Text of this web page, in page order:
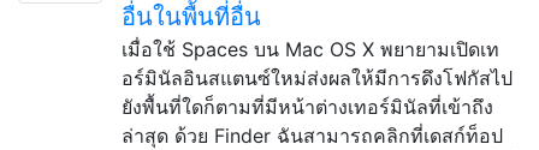
อื่นในพื้นที่อื่น
เมื่อใช้ Spaces บน Mac OS X พยายามเปิดเท
อร์มินัลอินสแตนซ์ใหม่ส่งผลให้มีการดึงโฟกัสไป
ยังพื้นที่ใดก็ตามที่มีหน้าต่างเทอร์มินัลที่เข้าถึง
ล่าสุด ด้วย Finder ฉันสามารถคลิกที่เดสก์ท็อป